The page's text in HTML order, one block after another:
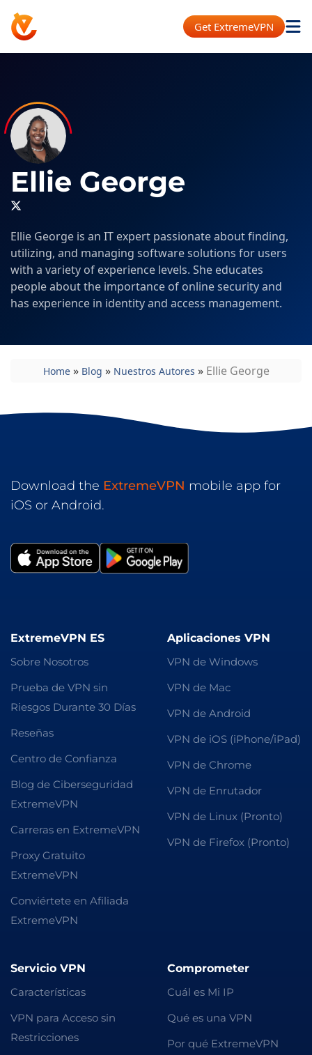
Get ExtremeVPN
Ellie George
Ellie George is an IT expert passionate about finding,
utilizing, and managing software solutions for users
with a variety of experience levels. She educates
people about the importance of online security and
has experience in identity and access management.
Home» Blog » Nuestros Autores » Ellie George
Download the ExtremeVPN mobile app for
iOS or Android.
ExtremeVPN ES
Sobre Nosotros
Prueba de VPN sin
Riesgos Durante 30 Días
Reseñas
Centro de Confianza
Blog de Ciberseguridad
ExtremeVPN
Carreras en ExtremeVPN
Proxy Gratuito
ExtremeVPN
Conviértete en Afiliada
ExtremeVPN
Aplicaciones VPN
VPN de Windows
VPN de Mac
VPN de Android
VPN de iOS (iPhone/iPad)
VPN de Chrome
VPN de Enrutador
VPN de Linux (Pronto)
VPN de Firefox (Pronto)
Servicio VPN
Características
VPN para Acceso sin
Restricciones
Comprometer
Cuál es Mi IP
Qué es una VPN
Por qué ExtremeVPN